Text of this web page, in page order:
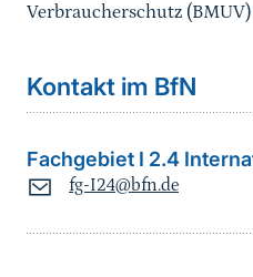
Verbraucherschutz (BMUV)
Kontakt im BfN
Fachgebiet I 2.4
fg-I24@bfn.de
Sprungmarke